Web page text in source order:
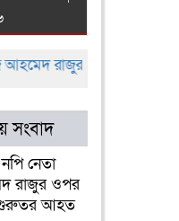
রাজুর ওপর সশস্ত্র হামলা,
সংবাদ
নেতা
রাজুর ওপর
গুরুতর আহত